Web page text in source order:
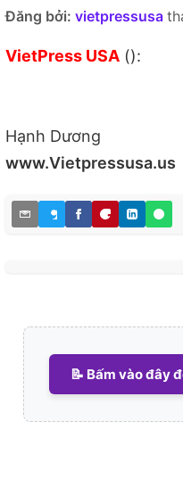
Đăng bởi: vietpressusa
VietPress USA ():
Hạnh Dương
www.Vietpressusa.us
📝 Bấm vào đây